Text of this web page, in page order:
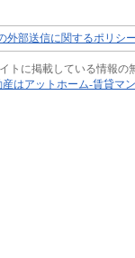
外部送信に関するポリシ
トに掲載している情報の
はアットホーム-賃貸マ